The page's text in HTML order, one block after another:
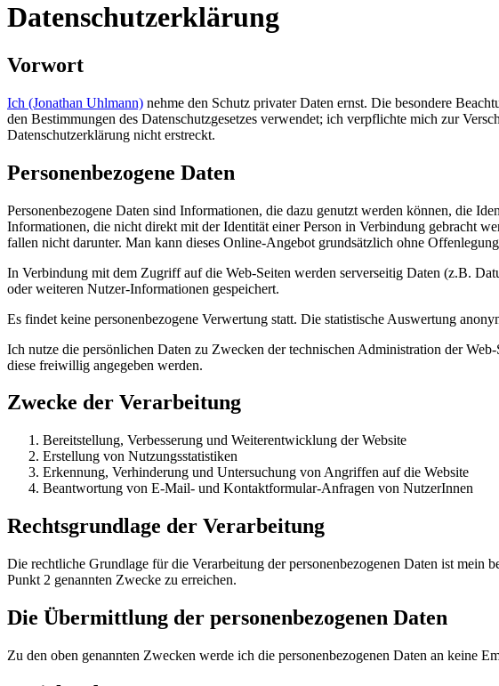
Datenschutzerklärung
Vorwort
Ich (Jonathan Uhlmann) nehme den Schutz privater Daten ernst. Die besondere
den Bestimmungen des Datenschutzgesetzes verwendet; ich verpflichte mich zur
Datenschutzerklärung nicht erstreckt.
Personenbezogene Daten
Personenbezogene Daten sind Informationen, die dazu genutzt werden können, die
Informationen, die nicht direkt mit der Identität einer Person in Verbindung gebracht
fallen nicht darunter. Man kann dieses Online-Angebot grundsätzlich ohne
In Verbindung mit dem Zugriff auf die Web-Seiten werden serverseitig Daten (z.B.
oder weiteren Nutzer-Informationen gespeichert.
Es findet keine personenbezogene Verwertung statt. Die statistische Auswertung
Ich nutze die persönlichen Daten zu Zwecken der technischen Administration der
diese freiwillig angegeben werden.
Zwecke der Verarbeitung
Bereitstellung, Verbesserung und Weiterentwicklung der Website
Erstellung von Nutzungsstatistiken
Erkennung, Verhinderung und Untersuchung von Angriffen auf die Website
Beantwortung von E-Mail- und Kontaktformular-Anfragen von NutzerInnen
Rechtsgrundlage der Verarbeitung
Die rechtliche Grundlage für die Verarbeitung der personenbezogenen Daten ist
Punkt 2 genannten Zwecke zu erreichen.
Die Übermittlung der personenbezogenen Daten
Zu den oben genannten Zwecken werde ich die personenbezogenen Daten an keine